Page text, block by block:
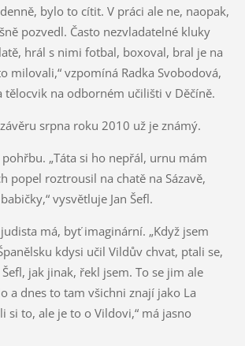
bylo to cítit. V práci ale ne, naopak,
pozvedl. Často nezvladatelné kluky
hrál s nimi fotbal, boxoval, bral je na
milovali,“ vzpomíná Radka Svobodová,
tělocvik na odborném učilišti v Děčíně.
srpna roku 2010 už je známý.
pohřbu. „Táta si ho nepřál, urnu mám
popel roztrousil na chatě na Sázavě,
vysvětluje Jan Šefl.
má, byť imaginární. „Když jsem
kdysi učil Vildův chvat, ptali se,
jak jinak, řekl jsem. To se jim ale
a dnes to tam všichni znají jako La
si to, ale je to o Vildovi,“ má jasno